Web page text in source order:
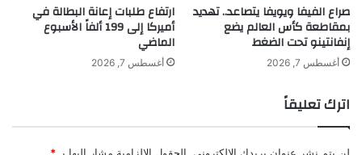
khabar3ajeldubai.com — أفضل ما يمكن.. أوروبا تدافع عن
ر
ب
ع
ا
ا
ن
ت
ف
ي
م
ب
ا
س
صراع الفيفا ويويفا يتصاعد.. تهديد
بمقاطعة كأس العالم يضع
إنفانتينو تحت الضغط
أغسطس 7, 2026
ارتفاع طلبات إعانة البطالة في
أميركا إلى 199 ألفاً الأسبوع
الماضي
أغسطس 7, 2026
اترك تعليقاً
لن يتم نشر عنوان بريدك الإلكتروني. الحقول الإلزامية مشار إليها بـ *